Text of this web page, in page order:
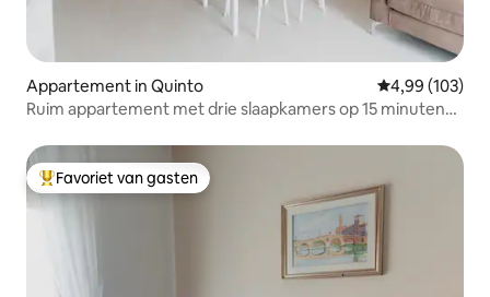
Appartement in Quinto Gemiddelde
4,99 (103)
Ruim appartement met drie slaapkamers op 15 minuten
Topfavoriet van gasten
Favoriet van gasten